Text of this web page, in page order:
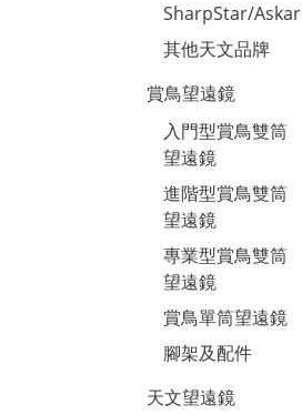
SharpStar/Askar
其他天文品牌
賞鳥望遠鏡
入門型賞鳥雙筒
望遠鏡
進階型賞鳥雙筒
望遠鏡
專業型賞鳥雙筒
望遠鏡
賞鳥單筒望遠鏡
腳架及配件
天文望遠鏡